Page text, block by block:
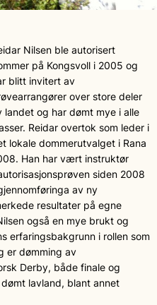
Nilsen ble autorisert
på Kongsvoll i 2005 og
blitt invitert av
over store deler
landet og har dømt mye i alle
Reidar overtok som leder i
lokale dommerutvalget i Rana
Han har vært instruktør
siden 2008
av ny
resultater på egne
også en mye brukt og
erfaringsbakgrunn i rollen som
er dømming av
Derby, både finale og
lavland, blant annet